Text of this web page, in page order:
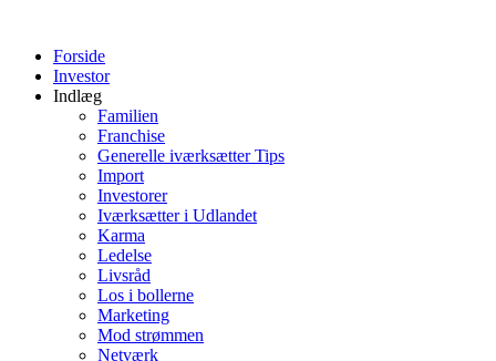
indholdForside
Investor
Indlæg
Familien
Franchise
Generelle iværksætter Tips
Import
Investorer
Iværksætter i Udlandet
Karma
Ledelse
Livsråd
Los i bollerne
Marketing
Mod strømmen
Netværk